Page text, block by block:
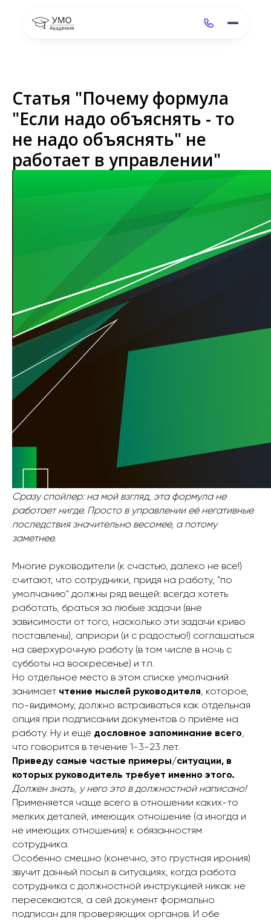
Статья "Почему формула
"Если надо объяснять - то
не надо объяснять" не
работает в управлении"
Сразу спойлер: на мой взгляд, эта формула не
работает нигде. Просто в управлении её негативные
последствия значительно весомее, а потому
заметнее.
Многие руководители (к счастью, далеко не все!)
считают, что сотрудники, придя на работу, "по
умолчанию" должны ряд вещей: всегда хотеть
работать, браться за любые задачи (вне
зависимости от того, насколько эти задачи криво
поставлены), априори (и с радостью!) соглашаться
на сверхурочную работу (в том числе в ночь с
субботы на воскресенье) и т.п.
Но отдельное место в этом списке умолчаний
занимает чтение мыслей руководителя, которое,
по-видимому, должно встраиваться как отдельная
опция при подписании документов о приёме на
работу. Ну и ещё дословное запоминание всего,
что говорится в течение 1-3-23 лет.
Приведу самые частые примеры/ситуации, в
которых руководитель требует именно этого.
Должен знать, у него это в должностной написано!
Применяется чаще всего в отношении каких-то
мелких деталей, имеющих отношение (а иногда и
не имеющих отношения) к обязанностям
сотрудника.
Особенно смешно (конечно, это грустная ирония)
звучит данный посыл в ситуациях, когда работа
сотрудника с должностной инструкцией никак не
пересекаются, а сей документ формально
подписан для проверяющих органов. И обе